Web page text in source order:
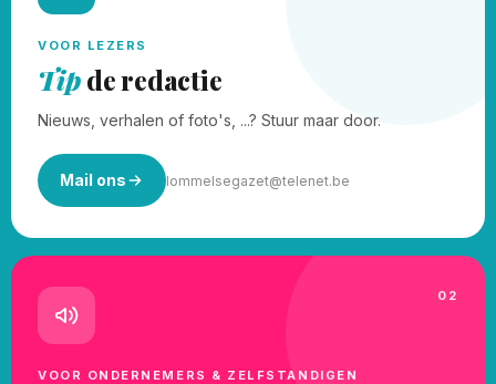
VOOR LEZERS
Tipde redactie
Nieuws, verhalen of foto's, ...? Stuur maar door.
Mail ons lommelsegazet@telenet.be
02
VOOR ONDERNEMERS & ZELFSTANDIGEN